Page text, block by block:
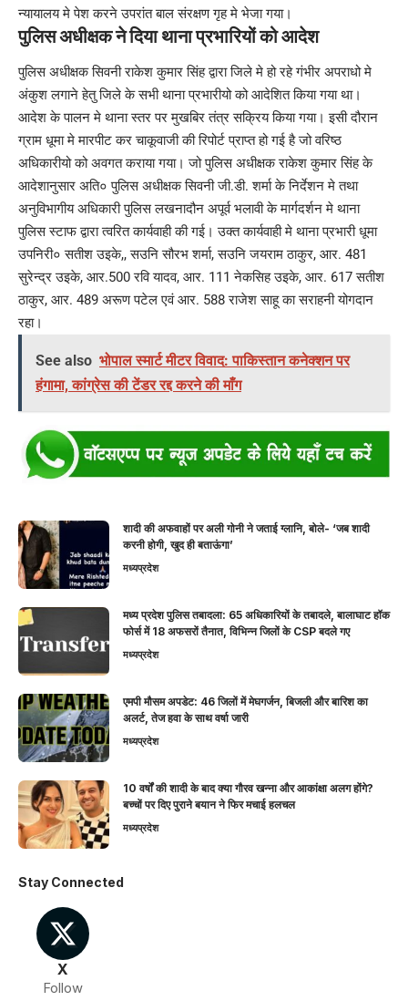
न्यायालय मे पेश करने उपरांत बाल संरक्षण गृह मे भेजा गया।
पुलिस अधीक्षक ने दिया थाना प्रभारियों को आदेश
पुलिस अधीक्षक सिवनी राकेश कुमार सिंह द्वारा जिले मे हो रहे गंभीर अपराधो मे
अंकुश लगाने हेतु जिले के सभी थाना प्रभारीयो को आदेशित किया गया था।
आदेश के पालन मे थाना स्तर पर मुखबिर तंत्र सक्रिय किया गया। इसी दौरान
ग्राम धूमा मे मारपीट कर चाकूवाजी की रिपोर्ट प्राप्त हो गई है जो वरिष्ठ
अधिकारीयो को अवगत कराया गया। जो पुलिस अधीक्षक राकेश कुमार सिंह के
आदेशानुसार अति० पुलिस अधीक्षक सिवनी जी.डी. शर्मा के निर्देशन मे तथा
अनुविभागीय अधिकारी पुलिस लखनादौन अपूर्व भलावी के मार्गदर्शन मे थाना
पुलिस स्टाफ द्वारा त्वरित कार्यवाही की गई। उक्त कार्यवाही मे थाना प्रभारी धूमा
उपनिरी० सतीश उइके,, सउनि सौरभ शर्मा, सउनि जयराम ठाकुर, आर. 481
सुरेन्द्र उइके, आर.500 रवि यादव, आर. 111 नेकसिह उइके, आर. 617 सतीश
ठाकुर, आर. 489 अरूण पटेल एवं आर. 588 राजेश साहू का सराहनी योगदान
रहा।
See also भोपाल स्मार्ट मीटर विवाद: पाकिस्तान कनेक्शन पर
हंगामा, कांग्रेस की टेंडर रद्द करने की माँग
शादी की अफवाहों पर अली गोनी ने जताई ग्लानि, बोले- ‘जब शादी
करनी होगी, खुद ही बताऊंगा’
मध्यप्रदेश
मध्य प्रदेश पुलिस तबादला: 65 अधिकारियों के तबादले, बालाघाट हॉक
फोर्स में 18 अफसरों तैनात, विभिन्न जिलों के CSP बदले गए
मध्यप्रदेश
एमपी मौसम अपडेट: 46 जिलों में मेघगर्जन, बिजली और बारिश का
अलर्ट, तेज हवा के साथ वर्षा जारी
मध्यप्रदेश
10 वर्षों की शादी के बाद क्या गौरव खन्ना और आकांक्षा अलग होंगे?
बच्चों पर दिए पुराने बयान ने फिर मचाई हलचल
मध्यप्रदेश
Stay Connected
X
Follow